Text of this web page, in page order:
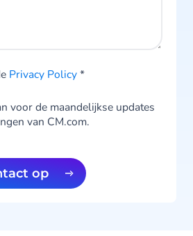
Privacy Policy*
voor de maandelijkse updates
van CM.com.
op